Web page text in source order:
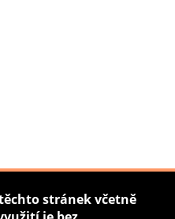
stránek včetně